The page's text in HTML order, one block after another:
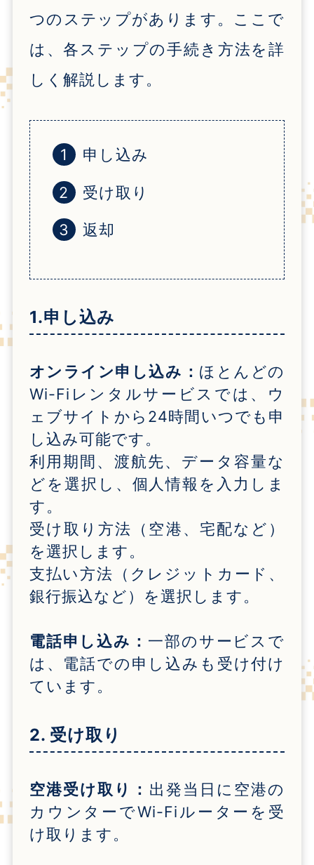
つのステップがあります。ここで
は、各ステップの手続き方法を詳
しく解説します。
申し込み
受け取り
返却
1.申し込み
オンライン申し込み： ほとんどの
Wi-Fi レンタルサービスでは、ウ
ェブサイトから 24時間いつでも申
し込み可能です。
利用期間、渡航先、データ容量な
どを選択し、個人情報を入力しま
す。
受け取り方法（空港、宅配など）
を選択します。
支払い方法（クレジットカード、
銀行振込など）を選択します。
電話申し込み： 一部のサービスで
は、電話での申し込みも受け付け
ています。
2. 受け取り
空港受け取り： 出発当日に空港の
カウンターでWi-Fi ルーターを受
け取ります。